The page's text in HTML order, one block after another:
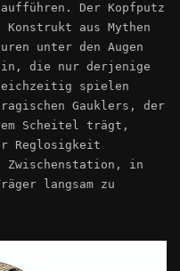
aufführen. Der Kopfputz
aus Mythen
unter den Augen
die nur derjenige
spielen
Gauklers, der
Scheitel trägt,
Reglosigkeit
Zwischenstation, in
langsam zu